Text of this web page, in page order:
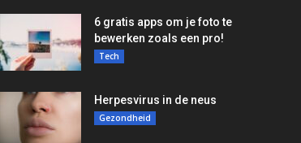
6 gratis apps om je foto te
bewerken zoals een pro!
Tech
Herpesvirus in de neus
Gezondheid